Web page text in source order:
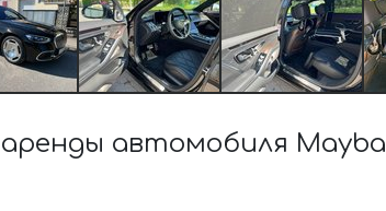
автомобиля